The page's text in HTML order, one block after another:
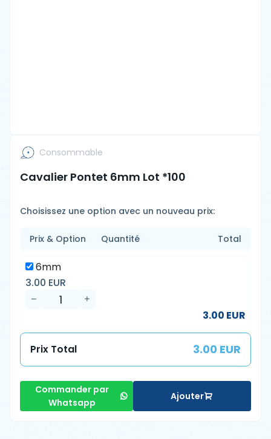
Consommable
Cavalier Pontet 6mm Lot *100
Choisissez une option avec un nouveau prix:
Prix & Option Quantité Total
6mm
3.00 EUR
3.00 EUR
Prix Total 3.00 EUR
Commander par
Whatsapp
Ajouter